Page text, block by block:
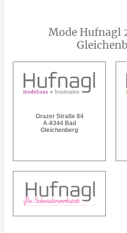
Mode Hufnagl
Grazer Straße 84
A-8344 Bad
Gleichenberg